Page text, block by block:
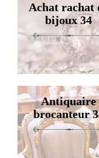
Achat rachat
bijoux 34
Antiquaire
brocanteur